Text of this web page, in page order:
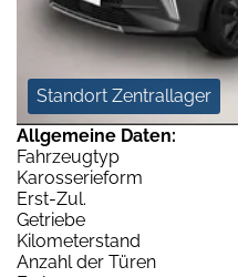
Standort Zentrallager
Allgemeine Daten:
Fahrzeugtyp
Karosserieform
Erst-Zul.
Getriebe
Kilometerstand
Anzahl der Türen